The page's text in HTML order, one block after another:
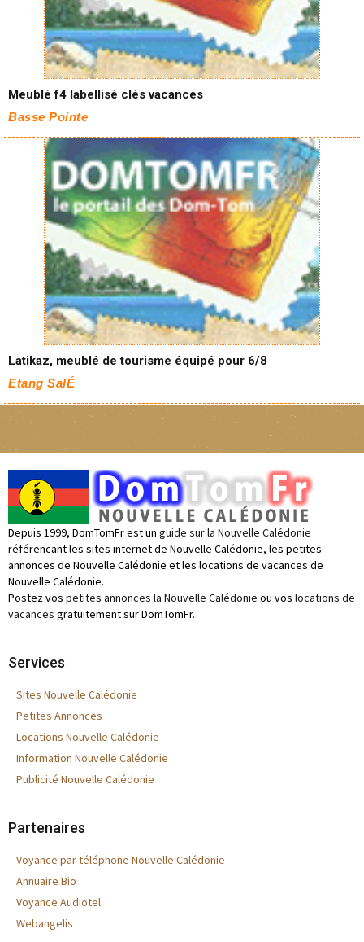
Meublé f4 labellisé clés vacances
Basse Pointe
Latikaz, meublé de tourisme équipé pour 6/8
Etang SalÉ
Depuis 1999, DomTomFr est un guide sur la Nouvelle Calédonie
référencant les sites internet de Nouvelle Calédonie, les petites
annonces de Nouvelle Calédonie et les locations de vacances de
Nouvelle Calédonie.
Postez vos petites annonces la Nouvelle Calédonie ou vos locations de
vacances gratuitement sur DomTomFr.
Services
Sites Nouvelle Calédonie
Petites Annonces
Locations Nouvelle Calédonie
Information Nouvelle Calédonie
Publicité Nouvelle Calédonie
Partenaires
Voyance par téléphone Nouvelle Calédonie
Annuaire Bio
Voyance Audiotel
Webangelis